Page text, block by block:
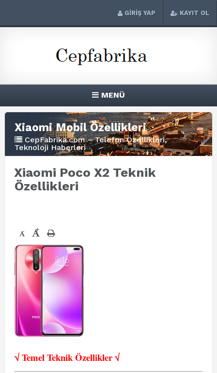
GİRİŞ YAP KAYIT OL
MENÜ
Xiaomi Mobil Özellikleri
CepFabrika.com – Telefon Özellikleri,
Teknoloji Haberleri
Xiaomi Poco X2 Teknik
Özellikleri
- +
√ Temel Teknik Özellikler √